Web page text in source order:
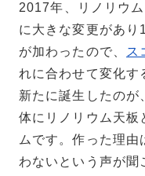
2017年、リノリウ
に大きな変更があ
が加わったので、
ス
れに合わせて変化す
新たに誕生したのが
体にリノリウム天板
ムです。作った理
わないという声が聞